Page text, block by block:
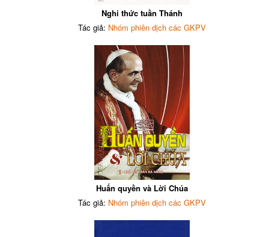
Nghi thức tuần Thánh
Tác giả: Nhóm phiên dịch các GKPV
Huấn quyền và Lời Chúa
Tác giả: Nhóm phiên dịch các GKPV